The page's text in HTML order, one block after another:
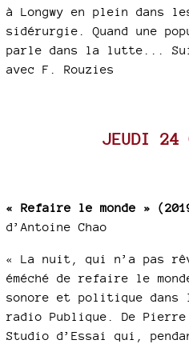
à Longwy en plein dans
sidérurgie. Quand une
parle dans la lutte...
avec F. Rouzies
JEUDI 24
« Refaire le monde »
d’Antoine Chao
« La nuit, qui n’a pas
éméché de refaire le
sonore et politique dans
radio Publique. De
Studio d’Essai qui,